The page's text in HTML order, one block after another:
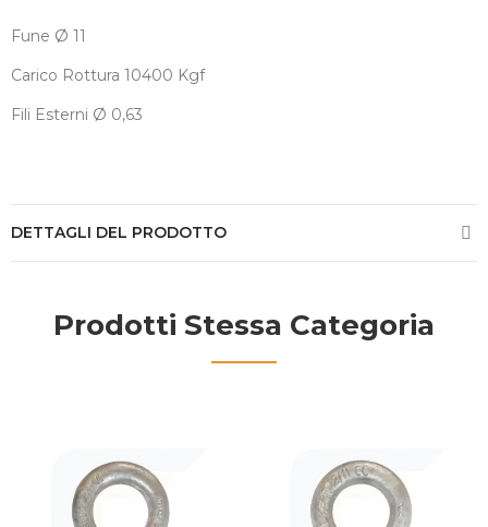
Fune Ø 11
Carico Rottura 10400 Kgf
Fili Esterni Ø 0,63
DETTAGLI DEL PRODOTTO
Prodotti Stessa Categoria